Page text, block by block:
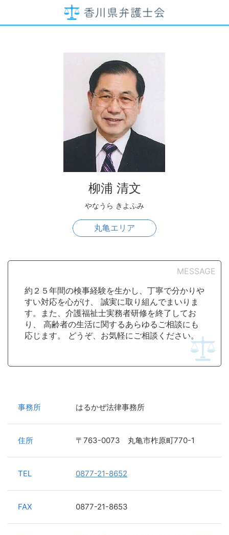
柳浦 清文
やなうら きよふみ
丸亀エリア
MESSAGE
約２５年間の検事経験を生かし、丁寧で分かりや
すい対応を心がけ、 誠実に取り組んでまいりま
す。また、介護福祉士実務者研修を終了してお
り、 高齢者の生活に関するあらゆるご相談にも
応じます。 どうぞ、お気軽にご相談ください。
事務所 はるかぜ法律事務所
住所 〒763-0073 丸亀市柞原町770-1
TEL 0877-21-8652
FAX 0877-21-8653